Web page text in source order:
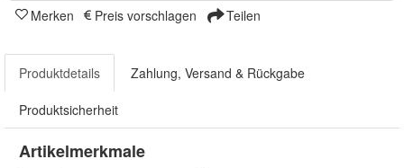
Merken Preis vorschlagen Teilen
Produktdetails Zahlung, Versand & Rückgabe
Produktsicherheit
Artikelmerkmale